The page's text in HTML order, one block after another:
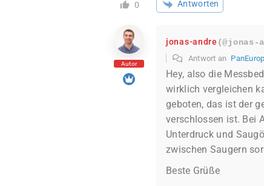
0 Antworten
Autor
jonas-andre(@jonas-
Antwort an
Hey, also die
wirklich vergleichen
geboten, das ist der
verschlossen ist. Bei
Unterdruck und
zwischen Saugern
Beste Grüße